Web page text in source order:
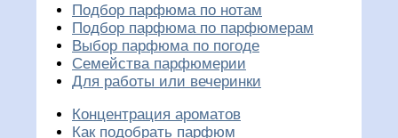
Подбор парфюма по нотам
Подбор парфюма по парфюмерам
Выбор парфюма по погоде
Семейства парфюмерии
Для работы или вечеринки
Концентрация ароматов
Как подобрать парфюм